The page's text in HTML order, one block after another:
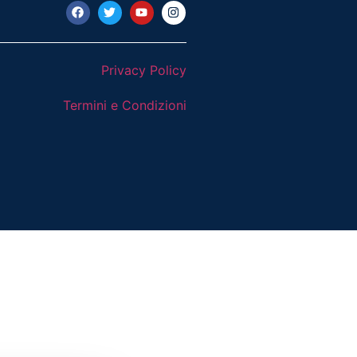
Privacy Policy
Termini e Condizioni